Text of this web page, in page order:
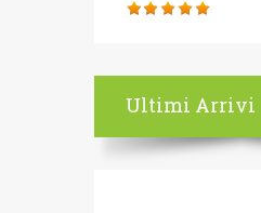
Ultimi Arrivi